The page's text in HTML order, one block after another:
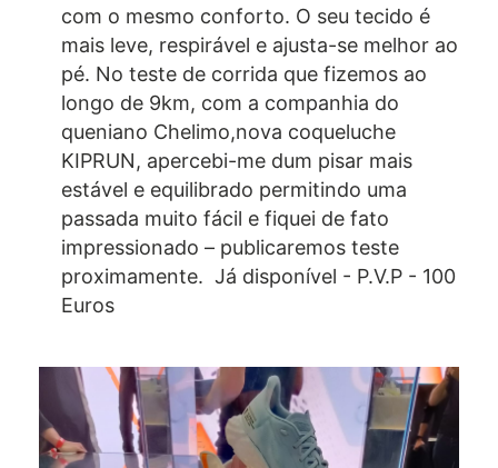
com o mesmo conforto. O seu tecido é
mais leve, respirável e ajusta-se melhor ao
pé. No teste de corrida que fizemos ao
longo de 9km, com a companhia do
queniano Chelimo,nova coqueluche
KIPRUN, apercebi-me dum pisar mais
estável e equilibrado permitindo uma
passada muito fácil e fiquei de fato
impressionado – publicaremos teste
proximamente. Já disponível - P.V.P - 100
Euros